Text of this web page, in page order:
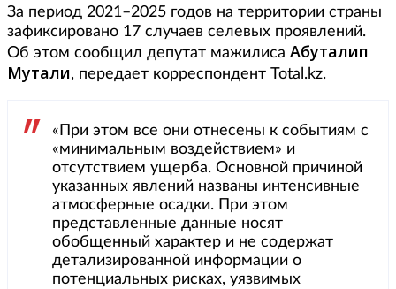
За период 2021–2025 годов на территории страны
зафиксировано 17 случаев селевых проявлений.
Об этом сообщил депутат мажилиса Абуталип
Мутали, передает корреспондент Total.kz.
«При этом все они отнесены к событиям с
«минимальным воздействием» и
отсутствием ущерба. Основной причиной
указанных явлений названы интенсивные
атмосферные осадки. При этом
представленные данные носят
обобщенный характер и не содержат
детализированной информации о
потенциальных рисках, уязвимых